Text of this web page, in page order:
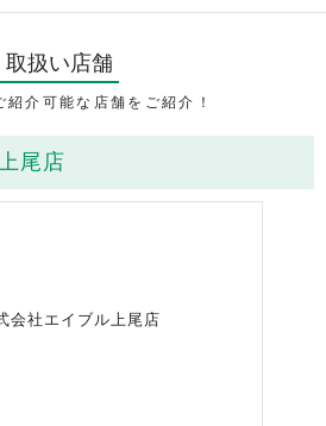
取扱い店舗
紹介可能な店舗をご紹介！
尾店